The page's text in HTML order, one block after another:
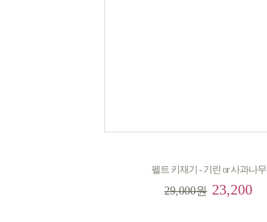
펠트 키재기 - 기린 or 사과나무
29,000원 23,200